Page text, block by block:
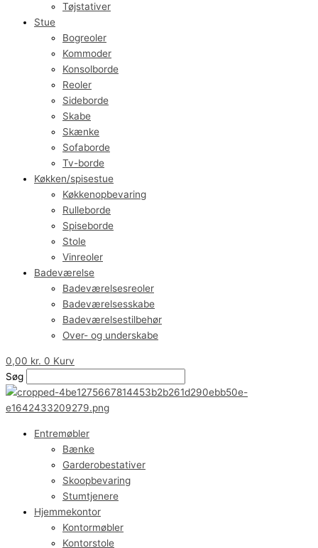
Tøjstativer
Stue
Bogreoler
Kommoder
Konsolborde
Reoler
Sideborde
Skabe
Skænke
Sofaborde
Tv-borde
Køkken/spisestue
Køkkenopbevaring
Rulleborde
Spiseborde
Stole
Vinreoler
Badeværelse
Badeværelsesreoler
Badeværelsesskabe
Badeværelsestilbehør
Over- og underskabe
0,00 kr. 0 Kurv
Søg
Entremøbler
Bænke
Garderobestativer
Skoopbevaring
Stumtjenere
Hjemmekontor
Kontormøbler
Kontorstole